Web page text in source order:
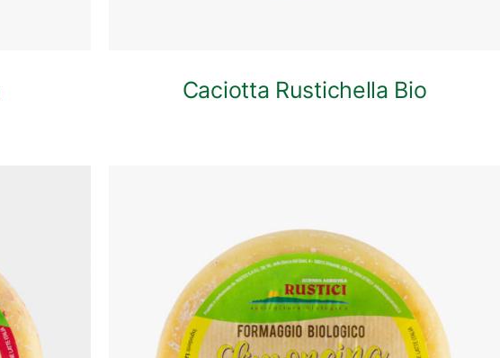
Caciotta Rustichella Bio